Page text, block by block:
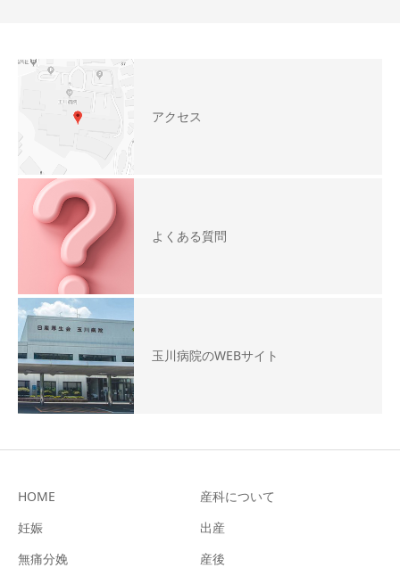
アクセス
よくある質問
玉川病院のWEBサイト
HOME
産科について
妊娠
出産
無痛分娩
産後